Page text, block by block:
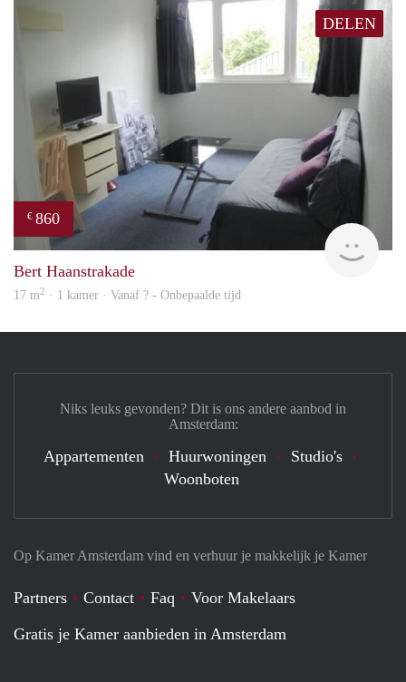
DELEN
€ 860
Bert Haanstrakade
17 m2 · 1 kamer · Vanaf ? - Onbepaalde tijd
Op Kamer Amsterdam vind en verhuur je makkelijk je Kamer
Partners Contact Faq
Voor Makelaars
Gratis je Kamer aanbieden in Amsterdam
Niks leuks gevonden? Dit is ons andere aanbod in
Amsterdam:
Appartementen Huurwoningen
Studio's
Woonboten